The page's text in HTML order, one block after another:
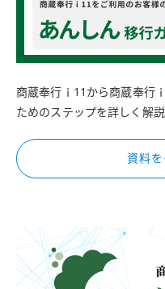
商蔵奉行ｉ11から商蔵奉行
ためのステップを詳しく解説
資料を